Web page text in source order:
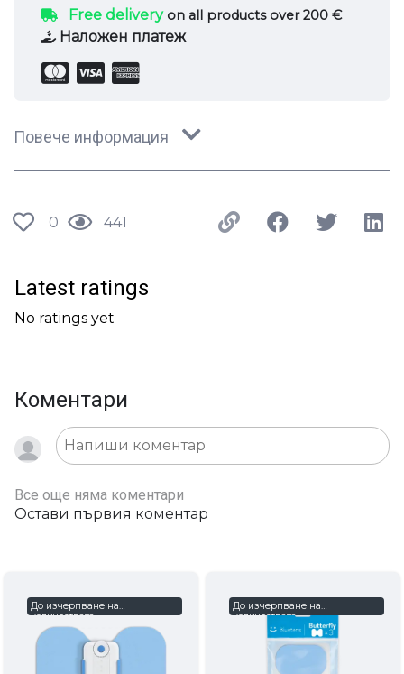
Free delivery on all products over 200 €
Наложен платеж
Повече информация
0 441
Latest ratings
No ratings yet
Коментари
Все още няма коментари
Остави първия коментар
До изчерпване на
количествата
До изчерпване на
количествата